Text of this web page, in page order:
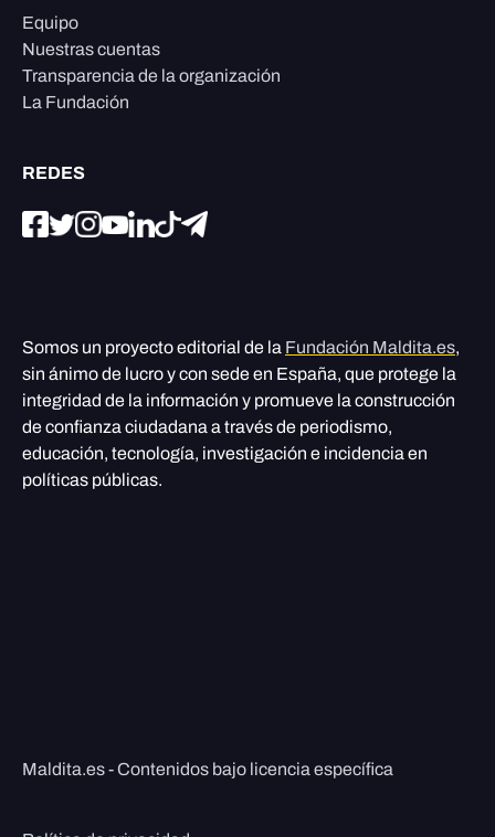
Equipo
Nuestras cuentas
Transparencia de la organización
La Fundación
REDES
Somos un proyecto editorial de la Fundación Maldita.es,
sin ánimo de lucro y con sede en España, que protege la
integridad de la información y promueve la construcción
de confianza ciudadana a través de periodismo,
educación, tecnología, investigación e incidencia en
políticas públicas.
Maldita.es - Contenidos bajo licencia específica